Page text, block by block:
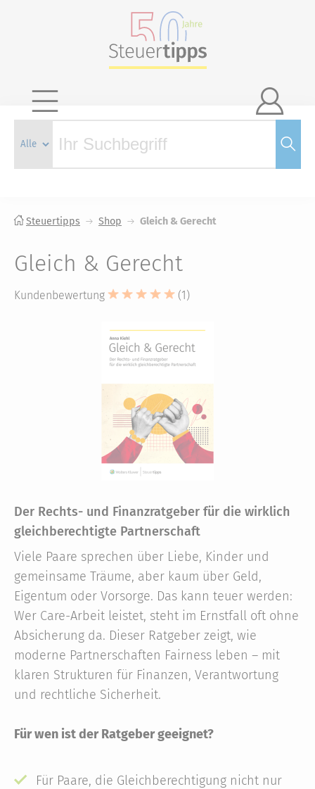

Steuertipps Shop Gleich & Gerecht
Gleich & Gerecht
Kundenbewertung (1)
Der Rechts- und Finanzratgeber für die wirklich
gleichberechtigte Partnerschaft
Viele Paare sprechen über Liebe, Kinder und
gemeinsame Träume, aber kaum über Geld,
Eigentum oder Vorsorge. Das kann teuer werden:
Wer Care-Arbeit leistet, steht im Ernstfall oft ohne
Absicherung da. Dieser Ratgeber zeigt, wie
moderne Partnerschaften Fairness leben – mit
klaren Strukturen für Finanzen, Verantwortung
und rechtliche Sicherheit.
Für wen ist der Ratgeber geeignet?
Für Paare, die Gleichberechtigung nicht nur